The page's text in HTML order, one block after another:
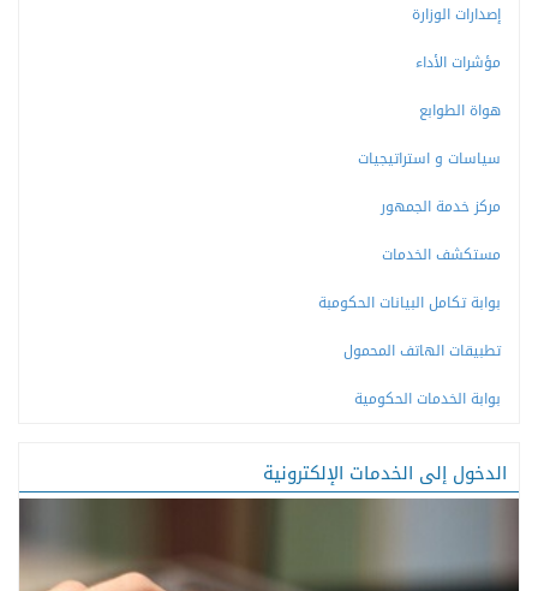
إصدارات الوزارة
مؤشرات الأداء
هواة الطوابع
سياسات و استراتيجيات
مركز خدمة الجمهور
مستكشف الخدمات
بوابة تكامل البيانات الحكومبة
تطبيقات الهاتف المحمول
بوابة الخدمات الحكومية
الدخول إلى الخدمات الإلكترونية